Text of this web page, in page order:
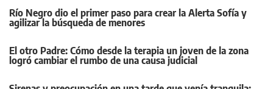
Río Negro dio el primer paso para crear la Alerta Sofía y
agilizar la búsqueda de menores
El otro Padre: Cómo desde la terapia un joven de la zona
logró cambiar el rumbo de una causa judicial